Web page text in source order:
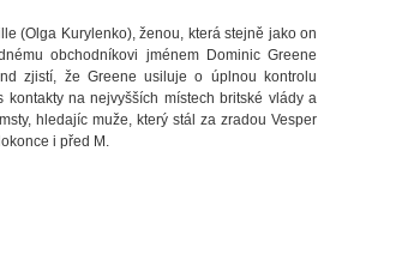
(Olga Kurylenko), ženou, která stejně jako on
obchodníkovi jménem Dominic Greene
zjistí, že Greene usiluje o úplnou kontrolu
na nejvyšších místech britské vlády a
hledajíc muže, který stál za zradou Vesper
i před M.